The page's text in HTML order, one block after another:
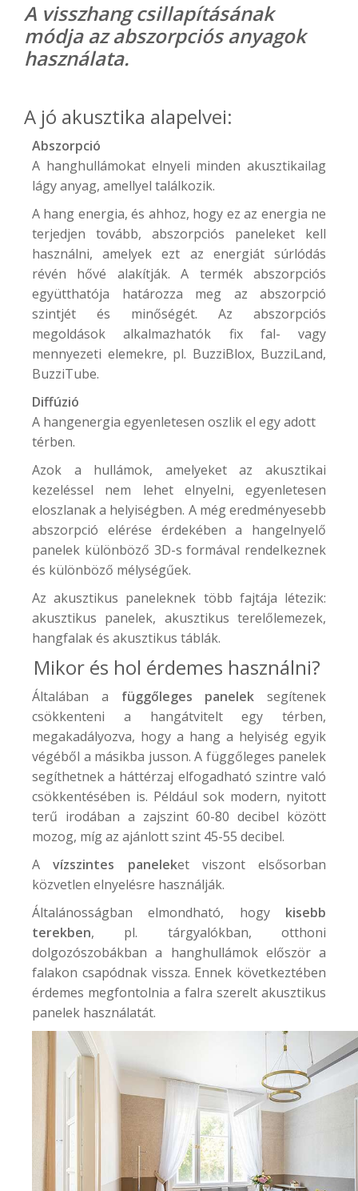
A visszhang csillapításának
módja az abszorpciós anyagok
használata.
A jó akusztika alapelvei:
Abszorpció
A hanghullámokat elnyeli minden akusztikailag
lágy anyag, amellyel találkozik.
A hang energia, és ahhoz, hogy ez az energia ne
terjedjen tovább, abszorpciós paneleket kell
használni, amelyek ezt az energiát súrlódás
révén hővé alakítják. A termék abszorpciós
együtthatója határozza meg az abszorpció
szintjét és minőségét. Az abszorpciós
megoldások alkalmazhatók fix fal- vagy
mennyezeti elemekre, pl. BuzziBlox, BuzziLand,
BuzziTube.
Diffúzió
A hangenergia egyenletesen oszlik el egy adott
térben.
Azok a hullámok, amelyeket az akusztikai
kezeléssel nem lehet elnyelni, egyenletesen
eloszlanak a helyiségben. A még eredményesebb
abszorpció elérése érdekében a hangelnyelő
panelek különböző 3D-s formával rendelkeznek
és különböző mélységűek.
Az akusztikus paneleknek több fajtája létezik:
akusztikus panelek, akusztikus terelőlemezek,
hangfalak és akusztikus táblák.
Mikor és hol érdemes használni?
Általában a függőleges panelek segítenek
csökkenteni a hangátvitelt egy térben,
megakadályozva, hogy a hang a helyiség egyik
végéből a másikba jusson. A függőleges panelek
segíthetnek a háttérzaj elfogadható szintre való
csökkentésében is. Például sok modern, nyitott
terű irodában a zajszint 60-80 decibel között
mozog, míg az ajánlott szint 45-55 decibel.
Avízszintes paneleket viszont elsősorban
közvetlen elnyelésre használják.
Általánosságban elmondható, hogy kisebb
terekben, pl. tárgyalókban, otthoni
dolgozószobákban a hanghullámok először a
falakon csapódnak vissza. Ennek következtében
érdemes megfontolnia a falra szerelt akusztikus
panelek használatát.